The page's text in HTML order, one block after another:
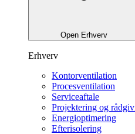
Open Erhverv
Erhverv
Kontorventilation
Procesventilation
Serviceaftale
Projektering og
Energioptimering
Efterisolering